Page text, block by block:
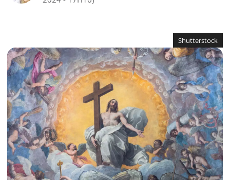
Shutterstock